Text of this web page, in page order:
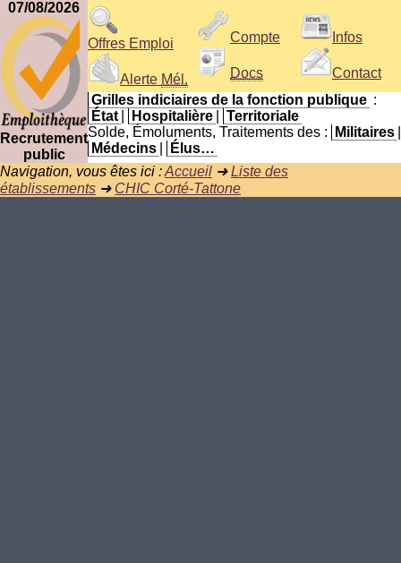
07/08/2026
Recrutement
public
Offres Emploi
Alerte Mél.
Compte
Docs
Infos
Contact
Grilles indiciaires de la fonction publique :
État
Hospitalière
Territoriale
Solde, Émoluments, Traitements des :
Militaires
Médecins
Élus…
Navigation, vous êtes ici :Accueil ➜Liste des
établissements ➜ CHIC Corté-Tattone